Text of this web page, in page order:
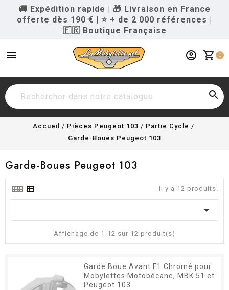
🚚 Expédition rapide | 🎁 Livraison en France
offerte dès 190 € | ⭐ + de 2 000 références |
🇫🇷 Boutique Française
menu shopping_cart 0
account_circle

Accueil Pièces Peugeot 103
Partie Cycle
Garde-Boues Peugeot 103
Garde-Boues Peugeot 103
Il y a 12 produits.

Affichage de 1-12 sur 12 produit(s)
Garde Boue Avant F1 Chromé pour
Mobylettes Motobécane, MBK 51 et
Peugeot 103